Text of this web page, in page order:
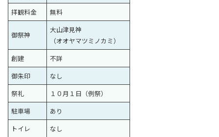
拝観料金
無料
御祭神
大山津見神
（オオヤマツミノカミ）
創建
不詳
御朱印
なし
祭礼
１０月１日（例祭）
駐車場
あり
トイレ
なし